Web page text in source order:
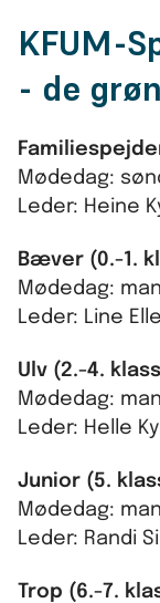
KFUM-
- de
Mødedag:
Leder: Heine
Bæver (0.-1.
Mødedag:
Leder: Line
Ulv (2.-4.
Mødedag:
Leder: Helle
Junior (5.
Mødedag:
Leder: Randi
Trop (6.-7.